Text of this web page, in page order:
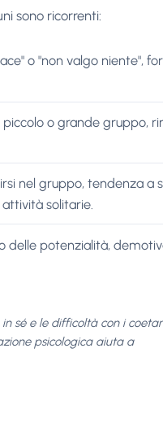
sono ricorrenti:
o "non valgo niente",
o grande gruppo,
nel gruppo, tendenza a
solitarie.
delle potenzialità,
sé e le difficoltà con i
psicologica aiuta a